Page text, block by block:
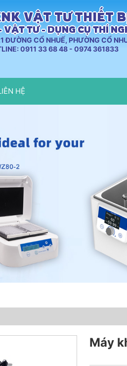
VẬT TƯ THIẾT
VẬT TƯ - DỤNG CỤ THÍ
CỔ NHUẾ, PHƯỜNG CỔ
0911 33 68 48 - 0974 361833
HỆ
Máy